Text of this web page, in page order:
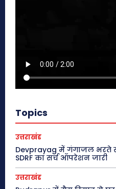
Topics
उत्तराखंड
Devprayag में गंगाजल भरते
SDRF का सर्च ऑपरेशन जारी
उत्तराखंड